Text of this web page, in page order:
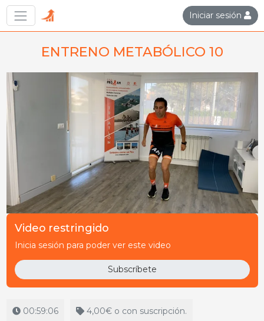
Iniciar sesión
ENTRENO METABÓLICO 10
Video restringido
Inicia sesión para poder ver este video
Subscríbete
00:59:06 4,00€ o con suscripción.